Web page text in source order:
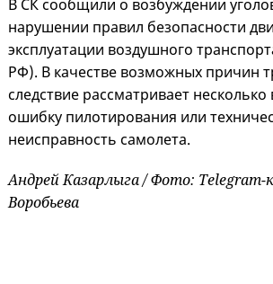
В СК сообщили о возбуждении
нарушении правил безопасности
эксплуатации воздушного
РФ). В качестве возможных причин
следствие рассматривает
ошибку пилотирования или
неисправность самолета.
Андрей Казарлыга / Фото:
Воробьева